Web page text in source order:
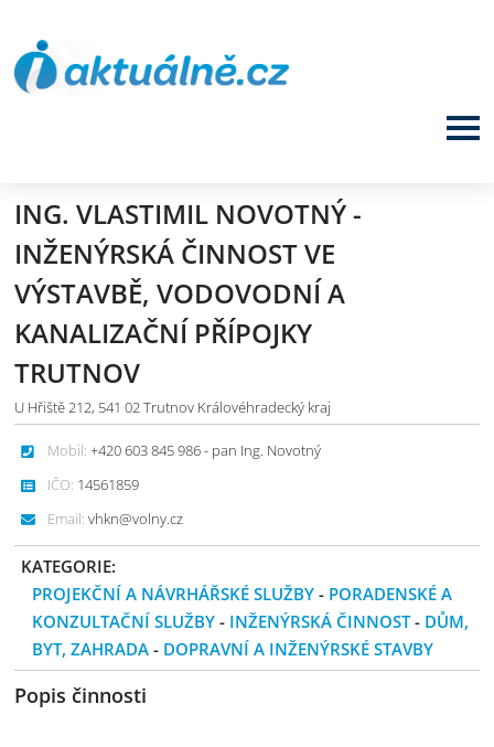
ING. VLASTIMIL NOVOTNÝ -
INŽENÝRSKÁ ČINNOST VE
VÝSTAVBĚ, VODOVODNÍ A
KANALIZAČNÍ PŘÍPOJKY
TRUTNOV
U Hřiště 212, 541 02 Trutnov Královéhradecký kraj
Mobil: +420 603 845 986 - pan Ing. Novotný
IČO: 14561859
Email: vhkn@volny.cz
KATEGORIE:
PROJEKČNÍ A NÁVRHÁŘSKÉ SLUŽBY - PORADENSKÉ A
KONZULTAČNÍ SLUŽBY - INŽENÝRSKÁ ČINNOST- DŮM,
BYT, ZAHRADA - DOPRAVNÍ A INŽENÝRSKÉ STAVBY
Popis činnosti